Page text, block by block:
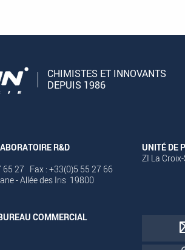
CHIMISTES ET INNOVANTS
DEPUIS 1986
R&D
65 27 Fax : +33(0)5 55 27 66
- Allée des Iris 19800
UNITÉ DE
ZI La
COMMERCIAL